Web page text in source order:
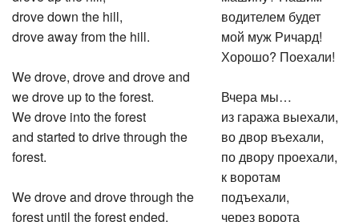
drove down the hill,
drove away from the hill.
We drove, drove and drove and
we drove up to the forest.
We drove into the forest
and started to drive through the
forest.
We drove and drove through the
forest until the forest ended,
водителем будет
мой муж Ричард!
Хорошо? Поехали!
Вчера мы…
из гаража выехали,
во двор въехали,
по двору проехали,
к воротам
подъехали,
через ворота